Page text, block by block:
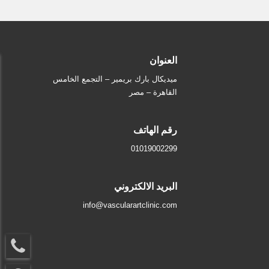
العنوان
ميديكال بارك بريمير – التجمع الخامس
القاهرة – مصر
رقم الهاتف
01019002299
البريد الالكتروني
info@vascularartclinic.com